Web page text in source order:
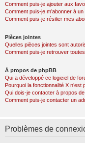
Comment puis-je ajouter aux
Comment puis-je m’abonner à
Comment puis-je résilier mes
Pièces jointes
Quelles pièces jointes sont
Comment puis-je retrouver
À propos de phpBB
Qui a développé ce logiciel de
Pourquoi la fonctionnalité X n’est
Qui dois-je contacter à propos
Comment puis-je contacter un
Problèmes de